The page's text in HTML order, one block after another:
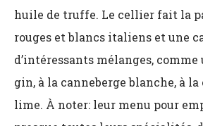
huile de truffe. Le cellier fait la
rouges et blancs italiens et une
d’intéressants mélanges,
gin, à la canneberge blanche, à
lime. À noter: leur menu pour